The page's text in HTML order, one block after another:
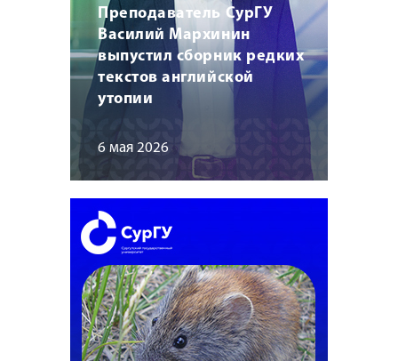
Преподаватель СурГУ
Василий Мархинин
выпустил сборник редких
текстов английской
утопии
6 мая 2026